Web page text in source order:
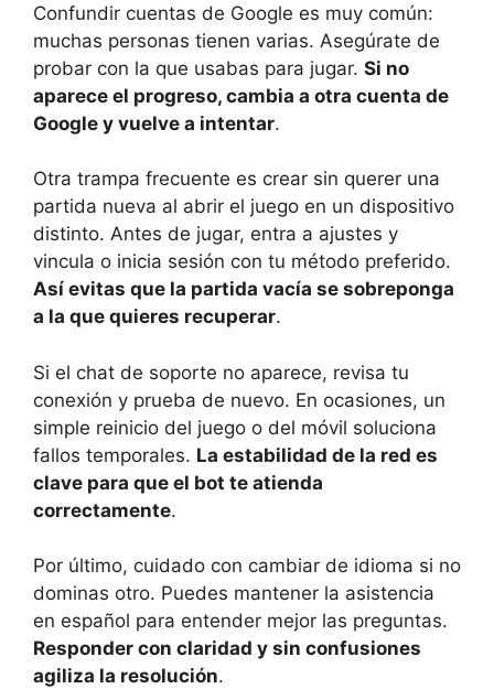
Confundir cuentas de Google es muy común:
muchas personas tienen varias. Asegúrate de
probar con la que usabas para jugar. Si no
aparece el progreso, cambia a otra cuenta de
Google y vuelve a intentar.
Otra trampa frecuente es crear sin querer una
partida nueva al abrir el juego en un dispositivo
distinto. Antes de jugar, entra a ajustes y
vincula o inicia sesión con tu método preferido.
Así evitas que la partida vacía se sobreponga
a la que quieres recuperar.
Si el chat de soporte no aparece, revisa tu
conexión y prueba de nuevo. En ocasiones, un
simple reinicio del juego o del móvil soluciona
fallos temporales. La estabilidad de la red es
clave para que el bot te atienda
correctamente.
Por último, cuidado con cambiar de idioma si no
dominas otro. Puedes mantener la asistencia
en español para entender mejor las preguntas.
Responder con claridad y sin confusiones
agiliza la resolución.